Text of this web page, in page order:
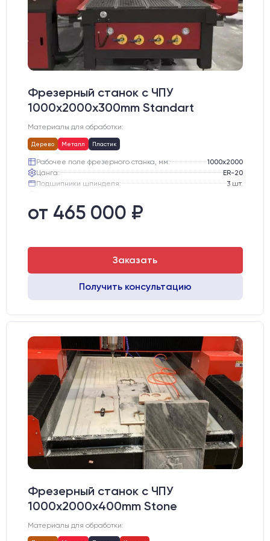
Фрезерный станок с ЧПУ
1000x2000x300mm Standart
Материалы для обработки:
Дерево Металл Пластик
Рабочее поле фрезерного станка, мм:
1000х2000
Цанга:
ER-20
Подшипники шпинделя:
3 шт.
Двигатели:
от 465 000 ₽
Заказать
Получить консультацию
Фрезерный станок с ЧПУ
1000x2000х400mm Stone
Материалы для обработки: